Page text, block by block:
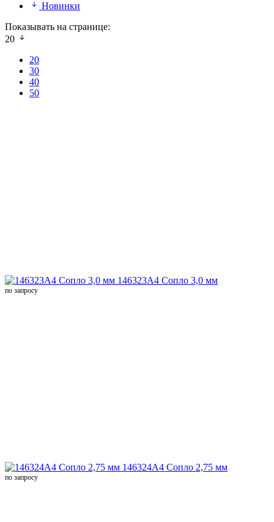
Новинки
Показывать на странице:
20
20
30
40
50
146323A4 Сопло 3,0 мм
по запросу
146324A4 Сопло 2,75 мм
по запросу